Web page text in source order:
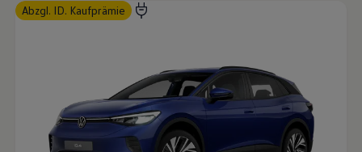
abzgl. ID. Kaufprämie